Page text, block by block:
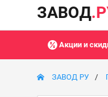
ЗАВОД
Акции и
ЗАВОД РУ